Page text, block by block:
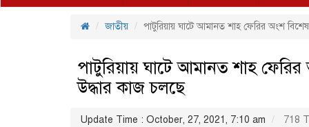
জাতীয় পাটুরিয়ায় ঘাটে আমানত শাহ ফেরির অংশ
পাটুরিয়ায় ঘাটে আমানত শাহ
উদ্ধার কাজ চলছে
Update Time : October, 27, 2021, 7:10 am 718